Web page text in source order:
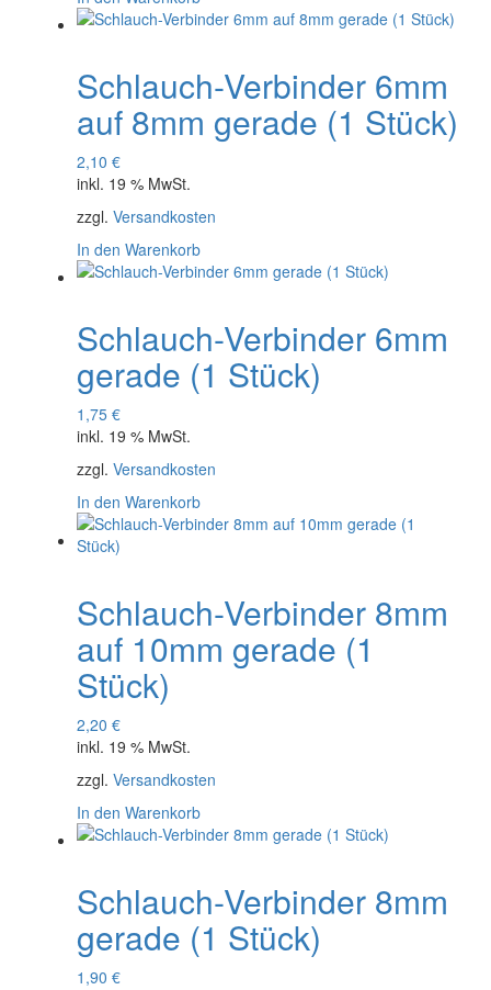
Schlauch-Verbinder 6mm
auf 8mm gerade (1 Stück)
2,10 €
inkl. 19 % MwSt.
zzgl. Versandkosten
In den Warenkorb
Schlauch-Verbinder 6mm
gerade (1 Stück)
1,75 €
inkl. 19 % MwSt.
zzgl. Versandkosten
In den Warenkorb
Schlauch-Verbinder 8mm
auf 10mm gerade (1
Stück)
2,20 €
inkl. 19 % MwSt.
zzgl. Versandkosten
In den Warenkorb
Schlauch-Verbinder 8mm
gerade (1 Stück)
1,90 €